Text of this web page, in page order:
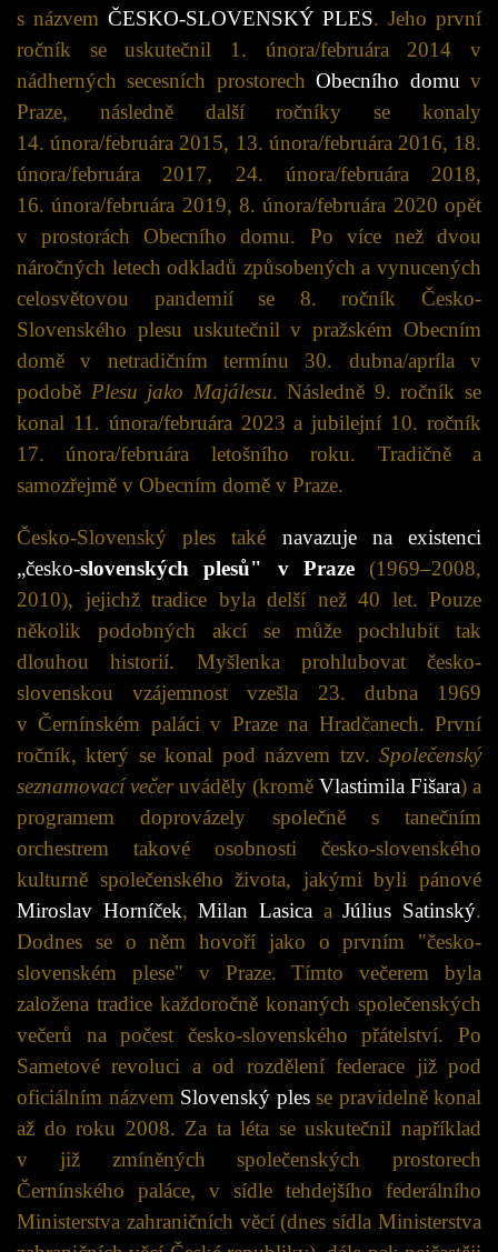
s názvem ČESKO-SLOVENSKÝ PLES. Jeho první
ročník se uskutečnil 1. února/februára 2014 v
nádherných secesních prostorechObecního domu v
Praze, následně další ročníky se konaly
14. února/februára 2015, 13. února/februára 2016, 18.
února/februára 2017, 24. února/februára 2018,
16. února/februára 2019, 8. února/februára 2020 opět
v prostorách Obecního domu. Po více než dvou
náročných letech odkladů způsobených a vynucených
celosvětovou pandemií se 8. ročník Česko-
Slovenského plesu uskutečnil v pražském Obecním
domě v netradičním termínu 30. dubna/apríla v
podobě Plesu jako Majálesu. Následně 9. ročník se
konal 11. února/februára 2023 a jubilejní 10. ročník
17. února/februára letošního roku. Tradičně a
samozřejmě v Obecním domě v Praze.
Česko-Slovenský ples také navazuje na existenci
„česko-slovenských plesů" v Praze(1969–2008,
2010), jejichž tradice byla delší než 40 let. Pouze
několik podobných akcí se může pochlubit tak
dlouhou historií. Myšlenka prohlubovat česko-
slovenskou vzájemnost vzešla 23. dubna 1969
v Černínském paláci v Praze na Hradčanech. První
ročník, který se konal pod názvem tzv. Společenský
seznamovací večeruváděly (kromě Vlastimila Fišara) a
programem doprovázely společně s tanečním
orchestrem takové osobnosti česko-slovenského
kulturně společenského života, jakými byli pánové
Miroslav Horníček,Milan Lasica aJúlius Satinský.
Dodnes se o něm hovoří jako o prvním "česko-
slovenském plese" v Praze. Tímto večerem byla
založena tradice každoročně konaných společenských
večerů na počest česko-slovenského přátelství. Po
Sametové revoluci a od rozdělení federace již pod
oficiálním názvem Slovenský plesse pravidelně konal
až do roku 2008. Za ta léta se uskutečnil například
v již zmíněných společenských prostorech
Černínského paláce, v sídle tehdejšího federálního
Ministerstva zahraničních věcí (dnes sídla Ministerstva